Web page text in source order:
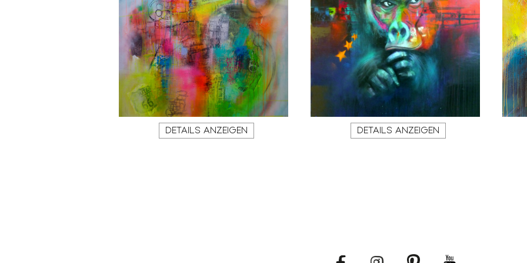
DETAILS ANZEIGEN DETAILS ANZEIGEN